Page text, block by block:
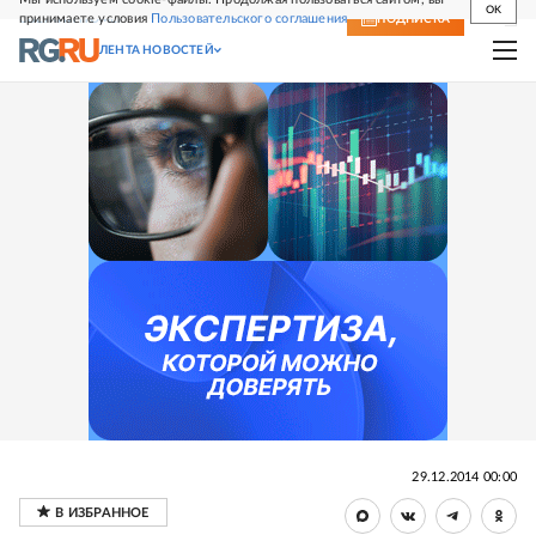
принимаете условия Пользовательского соглашения
OK
СВЕЖИЙ НОМЕР ПОДПИСКА
ЛЕНТА НОВОСТЕЙ
29.12.2014 00:00